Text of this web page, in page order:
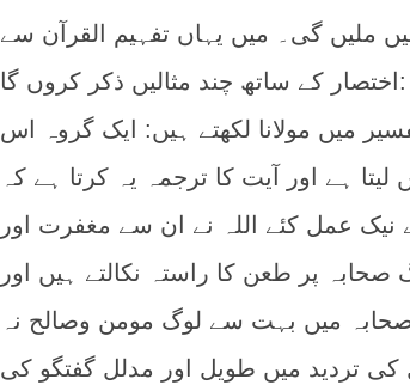
ملیں گی۔ میں یہاں تفہیم القرآن سے
اختصار کے ساتھ چند مثالیں ذکر کروں گا:
فتح کی آیت (29) کی تفسیر میں مولانا لکھتے ہیں: ایک گروہ اس
ہے اور آیت کا ترجمہ یہ کرتا ہے کہ
نیک عمل کئے اللہ نے ان سے مغفرت اور
پر طعن کا راستہ نکالتے ہیں اور
میں بہت سے لوگ مومن وصالح نہ
تردید میں طویل اور مدلل گفتگو کی